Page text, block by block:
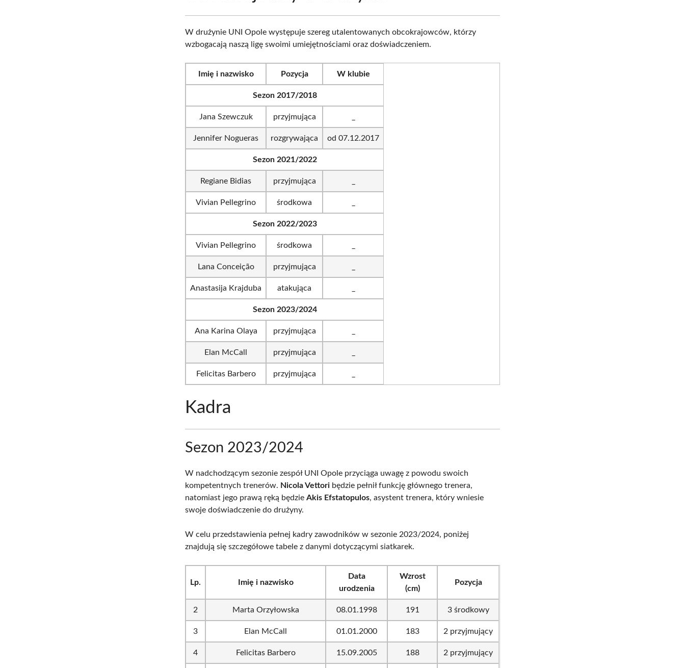
W drużynie UNI Opole występuje szereg utalentowanych obcokrajowców, którzy
wzbogacają naszą ligę swoimi umiejętnościami oraz doświadczeniem.
Imię i nazwisko Pozycja W klubie
Sezon 2017/2018
Jana Szewczuk przyjmująca
Jennifer Nogueras rozgrywająca od 07.12.2017
Sezon 2021/2022
Regiane Bidias przyjmująca
Vivian Pellegrino środkowa
Sezon 2022/2023
Vivian Pellegrino środkowa
Lana Conceição przyjmująca
Anastasija Krajduba atakująca
Sezon 2023/2024
Ana Karina Olaya przyjmująca
Elan McCall przyjmująca
Felicitas Barbero przyjmująca
Kadra
Sezon 2023/2024
W nadchodzącym sezonie zespół UNI Opole przyciąga uwagę z powodu swoich
kompetentnych trenerów. Nicola Vettori będzie pełnił funkcję głównego trenera,
natomiast jego prawą ręką będzieAkis Efstatopulos, asystent trenera, który wniesie
swoje doświadczenie do drużyny.
W celu przedstawienia pełnej kadry zawodników w sezonie 2023/2024, poniżej
znajdują się szczegółowe tabele z danymi dotyczącymi siatkarek.
Lp. Imię i nazwisko
Data
urodzenia
Wzrost
(cm)
Pozycja
2 Marta Orzyłowska 08.01.1998 191 3 środkowy
3 Elan McCall 01.01.2000 183 2 przyjmujący
4 Felicitas Barbero 15.09.2005 188 2 przyjmujący